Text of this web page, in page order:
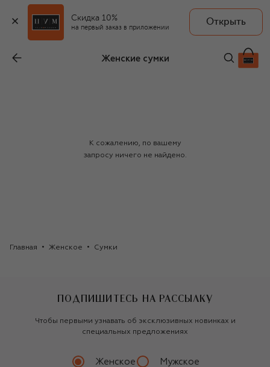
Скидка 10%
на первый заказ в приложении
Открыть
Женские сумки
К сожалению, по вашему
запросу ничего не найдено.
Главная Женское Сумки
ПОДПИШИТЕСЬ НА РАССЫЛКУ
Чтобы первыми узнавать об эксклюзивных новинках и
специальных предложениях
Женское Мужское